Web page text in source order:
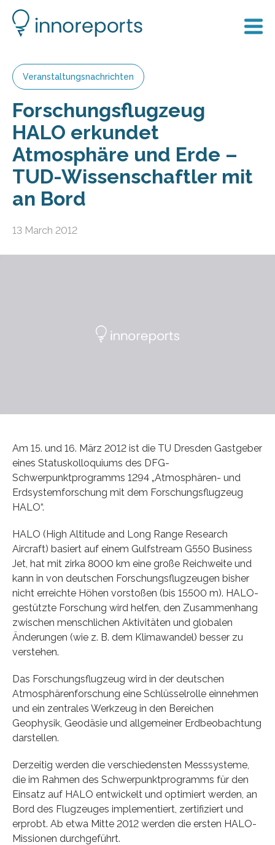
Veranstaltungsnachrichten
Forschungsflugzeug
HALO erkundet
Atmosphäre und Erde –
TUD-Wissenschaftler mit
an Bord
13 March 2012
Am 15. und 16. März 2012 ist die TU Dresden Gastgeber
eines Statuskolloquiums des DFG-
Schwerpunktprogramms 1294 „Atmosphären- und
Erdsystemforschung mit dem Forschungsflugzeug
HALO“.
HALO (High Altitude and Long Range Research
Aircraft) basiert auf einem Gulfstream G550 Business
Jet, hat mit zirka 8000 km eine große Reichweite und
kann in von deutschen Forschungsflugzeugen bisher
nicht erreichte Höhen vorstoßen (bis 15500 m). HALO-
gestützte Forschung wird helfen, den Zusammenhang
zwischen menschlichen Aktivitäten und globalen
Änderungen (wie z. B. dem Klimawandel) besser zu
verstehen.
Das Forschungsflugzeug wird in der deutschen
Atmosphärenforschung eine Schlüsselrolle einnehmen
und ein zentrales Werkzeug in den Bereichen
Geophysik, Geodäsie und allgemeiner Erdbeobachtung
darstellen.
Derzeitig werden die verschiedensten Messsysteme,
die im Rahmen des Schwerpunktprogramms für den
Einsatz auf HALO entwickelt und optimiert werden, an
Bord des Flugzeuges implementiert, zertifiziert und
erprobt. Ab etwa Mitte 2012 werden die ersten HALO-
Missionen durchgeführt.